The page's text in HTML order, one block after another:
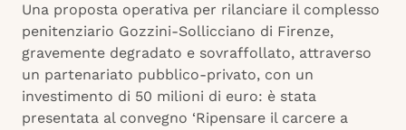
Una proposta operativa per rilanciare il complesso
penitenziario Gozzini-Sollicciano di Firenze,
gravemente degradato e sovraffollato, attraverso
un partenariato pubblico-privato, con un
investimento di 50 milioni di euro: è stata
presentata al convegno ‘Ripensare il carcere a